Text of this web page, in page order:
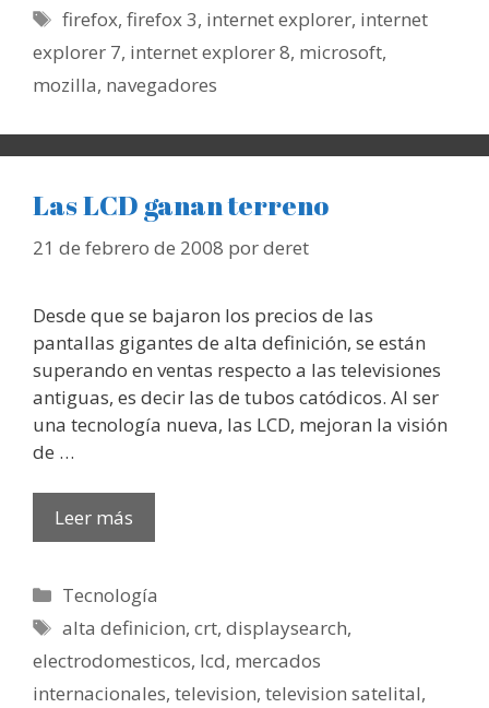
Etiquetas
firefox,firefox 3, internet explorer, internet
explorer 7, internet explorer 8, microsoft,
mozilla, navegadores
Las LCD ganan terreno
21 de febrero de 2008 porderet
Desde que se bajaron los precios de las
pantallas gigantes de alta definición, se están
superando en ventas respecto a las televisiones
antiguas, es decir las de tubos catódicos. Al ser
una tecnología nueva, las LCD, mejoran la visión
de …
Leer más
Categorías
Tecnología
Etiquetas
alta definicion,crt,displaysearch,
electrodomesticos, lcd, mercados
internacionales, television, television satelital,